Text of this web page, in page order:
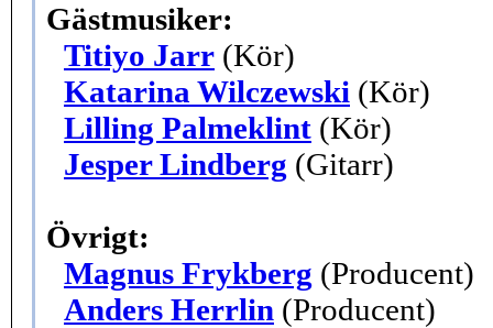
Gästmusiker:
Titiyo Jarr (Kör)
Katarina Wilczewski (Kör)
Lilling Palmeklint (Kör)
Jesper Lindberg (Gitarr)
Övrigt:
Magnus Frykberg (Producent)
Anders Herrlin (Producent)